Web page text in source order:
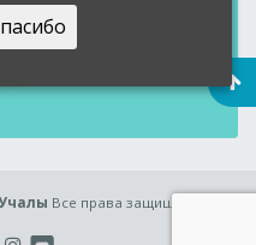
9
Все права защищены.